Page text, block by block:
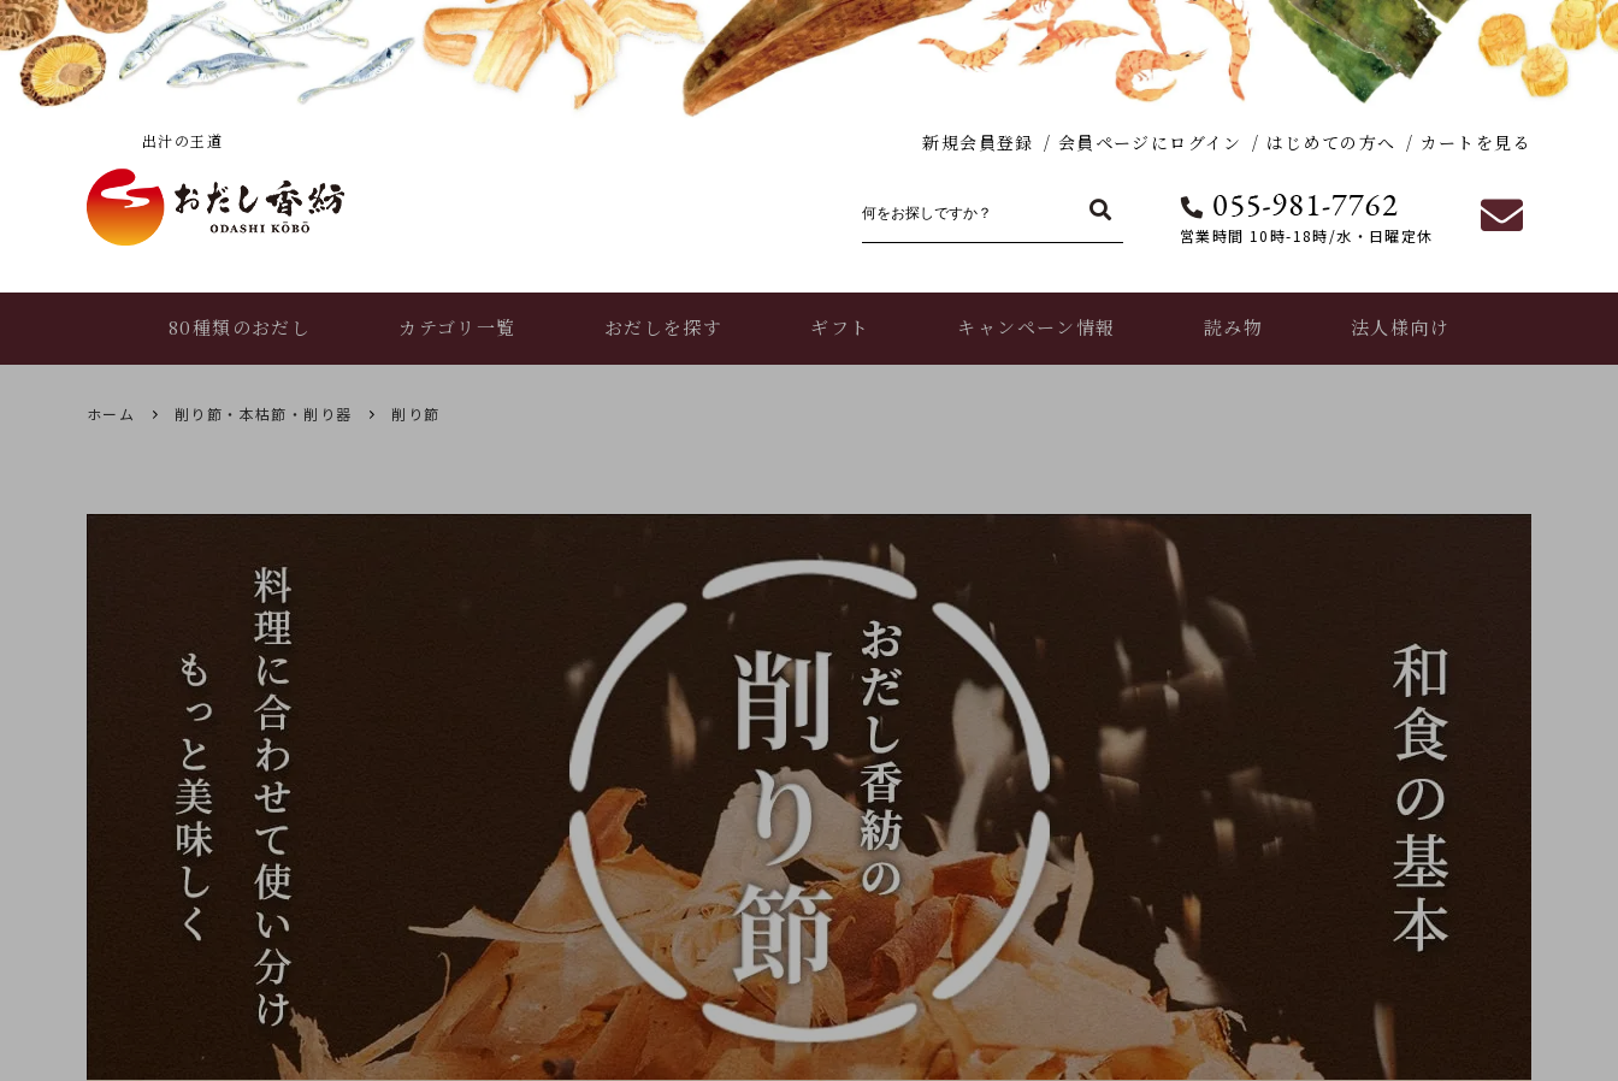
――― 出汁の王道 ――― 新規会員登録 会員ページにログイン はじめての方へ カートを見る
営業時間 10時-18時/水・日曜定休
80種類のおだし カテゴリ一覧
削り節・
本節・削り器
煮干し・
素干し・焼干し
昆布・海苔・海藻類
ふりかけ・
瓶もの
おだしを探す
お試しセット 食べるおだし 飲むおだし 離乳食向きおだし
減塩食向きおだし
ギフト
プチギフト
えらべるギフト
(近日公開)
キャンペーン情報 読み物
おだし香紡便り
おだしの選び方
法人様向け
業務用サイズ 出張出汁講座 おだしコラボ募集
ホーム 削り節・本枯節・削り器 削り節